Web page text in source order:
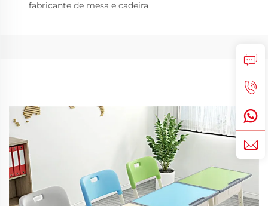
fabricante de mesa e cadeira